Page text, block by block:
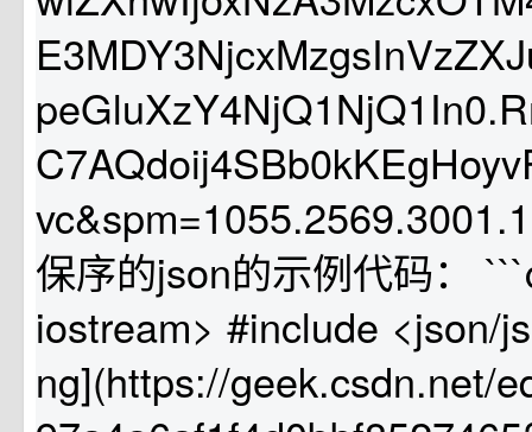
保序的json的示例代码：
iostream> #include <json/
ng](https://geek.csdn.net/